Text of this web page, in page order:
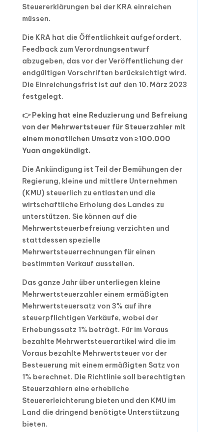
Steuererklärungen bei der KRA einreichen
müssen.
Die KRA hat die Öffentlichkeit aufgefordert,
Feedback zum Verordnungsentwurf
abzugeben, das vor der Veröffentlichung der
endgültigen Vorschriften berücksichtigt wird.
Die Einreichungsfrist ist auf den 10. März 2023
festgelegt.
👉 Peking hat eine Reduzierung und Befreiung
von der Mehrwertsteuer für Steuerzahler mit
einem monatlichen Umsatz von ≥100.000
Yuan angekündigt.
Die Ankündigung ist Teil der Bemühungen der
Regierung, kleine und mittlere Unternehmen
(KMU) steuerlich zu entlasten und die
wirtschaftliche Erholung des Landes zu
unterstützen. Sie können auf die
Mehrwertsteuerbefreiung verzichten und
stattdessen spezielle
Mehrwertsteuerrechnungen für einen
bestimmten Verkauf ausstellen.
Das ganze Jahr über unterliegen kleine
Mehrwertsteuerzahler einem ermäßigten
Mehrwertsteuersatz von 3% auf ihre
steuerpflichtigen Verkäufe, wobei der
Erhebungssatz 1% beträgt. Für im Voraus
bezahlte Mehrwertsteuerartikel wird die im
Voraus bezahlte Mehrwertsteuer vor der
Besteuerung mit einem ermäßigten Satz von
1% berechnet. Die Richtlinie soll berechtigten
Steuerzahlern eine erhebliche
Steuererleichterung bieten und den KMU im
Land die dringend benötigte Unterstützung
bieten.